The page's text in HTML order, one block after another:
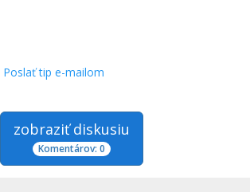
Poslať tip e-mailom
zobraziť diskusiu
Komentárov: 0